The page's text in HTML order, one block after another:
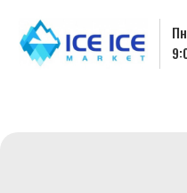
9:00-18:00